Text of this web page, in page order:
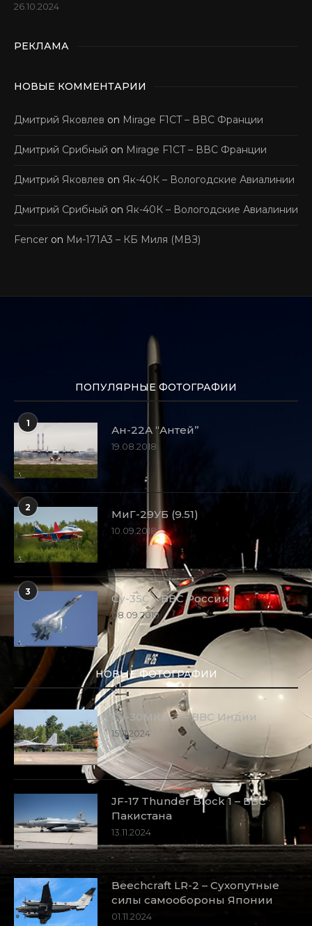
26.10.2024
РЕКЛАМА
НОВЫЕ КОММЕНТАРИИ
Дмитрий Яковлев on Mirage F1CT – ВВС Франции
Дмитрий Срибный on Mirage F1CT – ВВС Франции
Дмитрий Яковлев on Як-40К – Вологодские Авиалинии
Дмитрий Срибный on Як-40К – Вологодские Авиалинии
Fencer on Ми-171А3 – КБ Миля (МВЗ)
ПОПУЛЯРНЫЕ ФОТОГРАФИИ
1
Ан-22А “Антей”
19.08.2018
2
МиГ-29УБ (9.51)
10.09.2018
3
Су-35С – ВВС России
08.09.2019
НОВЫЕ ФОТОГРАФИИ
Су-30МКИ-3 – ВВС Индии
15.11.2024
JF-17 Thunder Block 1 – ВВС
Пакистана
13.11.2024
Beechcraft LR-2 – Сухопутные
силы самообороны Японии
01.11.2024